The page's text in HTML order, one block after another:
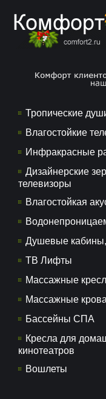
Тропические
Влагостойкие
Инфракрасные
Дизайнерские
телевизоры
Влагостойкая
Душевые
ТВ Лифты
Массажные
Массажные
Бассейны СПА
Кресла для
кинотеатров
Вошлеты